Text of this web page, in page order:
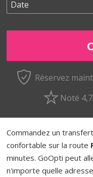
Réservez
Noté
Commandez un
confortable sur la route
minutes. GoOpti peut
n'importe quelle